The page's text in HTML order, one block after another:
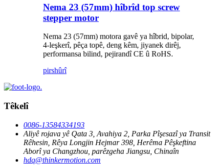
Nema 23 (57mm) hîbrîd top screw
stepper motor
Nema 23 (57mm) motora gavê ya hîbrid, bipolar,
4-leşkerî, pêça topê, deng kêm, jiyanek dirêj,
performansa bilind, pejirandî CE û RoHS.
pirshûrî
Têkelî
0086-13584334193
Aliyê rojava yê Qata 3, Avahiya 2, Parka Pîşesazî ya Transit
Rêhesin, Rêya Longjin Hejmar 398, Herêma Pêşkeftina
Aborî ya Changzhou, parêzgeha Jiangsu, Chinaîn
hdq@thinkermotion.com